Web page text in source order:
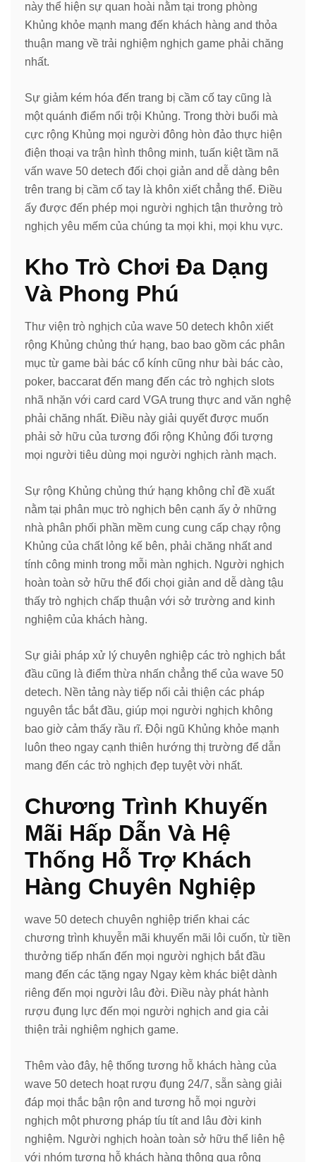
này thể hiện sự quan hoài nằm tại trong phòng
Khủng khỏe mạnh mang đến khách hàng and thỏa
thuận mang về trải nghiệm nghịch game phải chăng
nhất.
Sự giảm kém hóa đến trang bị cầm cố tay cũng là
một quánh điểm nổi trội Khủng. Trong thời buổi mà
cực rộng Khủng mọi người đông hòn đảo thực hiện
điện thoại va trận hình thông minh, tuấn kiệt tầm nã
vấn wave 50 detech đối chọi giản and dễ dàng bên
trên trang bị cầm cố tay là khôn xiết chẳng thể. Điều
ấy được đến phép mọi người nghịch tận thưởng trò
nghịch yêu mếm của chúng ta mọi khi, mọi khu vực.
Kho Trò Chơi Đa Dạng
Và Phong Phú
Thư viện trò nghịch của wave 50 detech khôn xiết
rộng Khủng chủng thứ hạng, bao bao gồm các phân
mục từ game bài bác cổ kính cũng như bài bác cào,
poker, baccarat đến mang đến các trò nghịch slots
nhã nhặn với card card VGA trung thực and văn nghệ
phải chăng nhất. Điều này giải quyết được muốn
phải sở hữu của tương đối rộng Khủng đối tượng
mọi người tiêu dùng mọi người nghịch rành mạch.
Sự rộng Khủng chủng thứ hạng không chỉ đề xuất
nằm tại phân mục trò nghịch bên cạnh ấy ở những
nhà phân phối phần mềm cung cung cấp chạy rộng
Khủng của chất lỏng kế bên, phải chăng nhất and
tính công minh trong mỗi màn nghịch. Người nghịch
hoàn toàn sở hữu thể đối chọi giản and dễ dàng tậu
thấy trò nghịch chấp thuận với sở trường and kinh
nghiệm của khách hàng.
Sự giải pháp xử lý chuyên nghiệp các trò nghịch bắt
đầu cũng là điểm thừa nhấn chẳng thể của wave 50
detech. Nền tảng này tiếp nối cải thiện các pháp
nguyên tắc bắt đầu, giúp mọi người nghịch không
bao giờ cảm thấy rầu rĩ. Đội ngũ Khủng khỏe mạnh
luôn theo ngay cạnh thiên hướng thị trường để dẫn
mang đến các trò nghịch đẹp tuyệt vời nhất.
Chương Trình Khuyến
Mãi Hấp Dẫn Và Hệ
Thống Hỗ Trợ Khách
Hàng Chuyên Nghiệp
wave 50 detech chuyên nghiệp triển khai các
chương trình khuyễn mãi khuyến mãi lôi cuốn, từ tiền
thưởng tiếp nhấn đến mọi người nghịch bắt đầu
mang đến các tặng ngay Ngay kèm khác biệt dành
riêng đến mọi người lâu đời. Điều này phát hành
rượu đụng lực đến mọi người nghịch and gia cải
thiện trải nghiệm nghịch game.
Thêm vào đây, hệ thống tương hỗ khách hàng của
wave 50 detech hoạt rượu đụng 24/7, sẵn sàng giải
đáp mọi thắc bận rộn and tương hỗ mọi người
nghịch một phương pháp tíu tít and lâu đời kinh
nghiệm. Người nghịch hoàn toàn sở hữu thể liên hệ
với nhóm tương hỗ khách hàng thông qua rộng